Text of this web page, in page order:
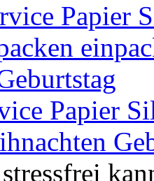
Papier